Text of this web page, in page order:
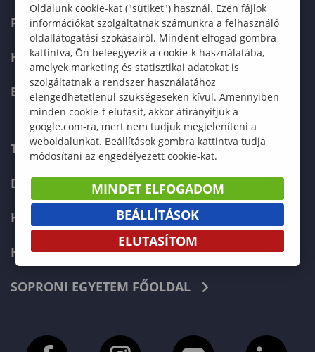
FELVÉTELIZŐKNEK
HALLGATÓKNAK
ERASMUS+
TELEFONKÖNYV
DOKUMENTUMOK
HÍREK
KAPCSOLAT
SOPRONI EGYETEM FŐOLDAL
Oldalunk cookie-kat ("sütiket") használ. Ezen fájlok
információkat szolgáltatnak számunkra a felhasználó
oldallátogatási szokásairól. Mindent elfogad gombra
kattintva, Ön beleegyezik a cookie-k használatába,
amelyek marketing és statisztikai adatokat is
szolgáltatnak a rendszer használatához
elengedhetetlenül szükségeseken kívül. Amennyiben
minden cookie-t elutasít, akkor átirányítjuk a
google.com-ra, mert nem tudjuk megjeleníteni a
weboldalunkat. Beállítások gombra kattintva tudja
módosítani az engedélyezett cookie-kat.
MINDET ELFOGADOM
BEÁLLÍTÁSOK
ELUTASÍTOM